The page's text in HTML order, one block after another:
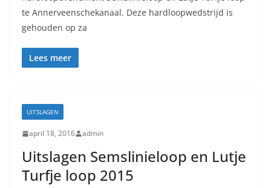
te Annerveenschekanaal. Deze hardloopwedstrijd is
gehouden op za
Lees meer
UITSLAGEN
april 18, 2016 admin
Uitslagen Semslinieloop en Lutje
Turfje loop 2015